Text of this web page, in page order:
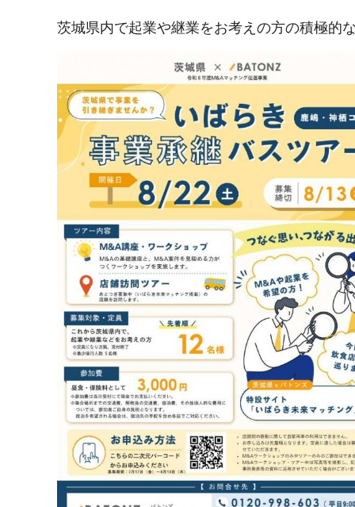
茨城県内で起業や継業をお考えの方の積極的